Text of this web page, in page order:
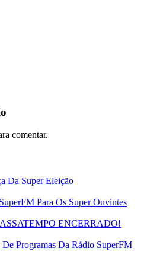
comentar.
Da Super Eleição
Para Os Super Ouvintes
ENCERRADO!
Programas Da Rádio SuperFM